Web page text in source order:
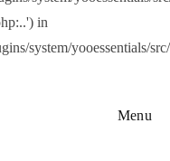
in
system/yooessentials/
Menu